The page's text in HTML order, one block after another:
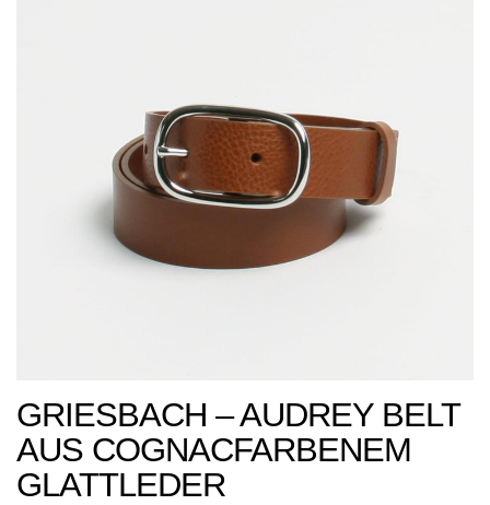
GRIESBACH – AUDREY BELT
AUS COGNACFARBENEM
GLATTLEDER